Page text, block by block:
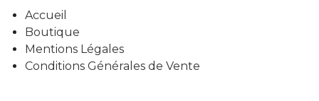
Accueil
Boutique
Mentions Légales
Conditions Générales de Vente